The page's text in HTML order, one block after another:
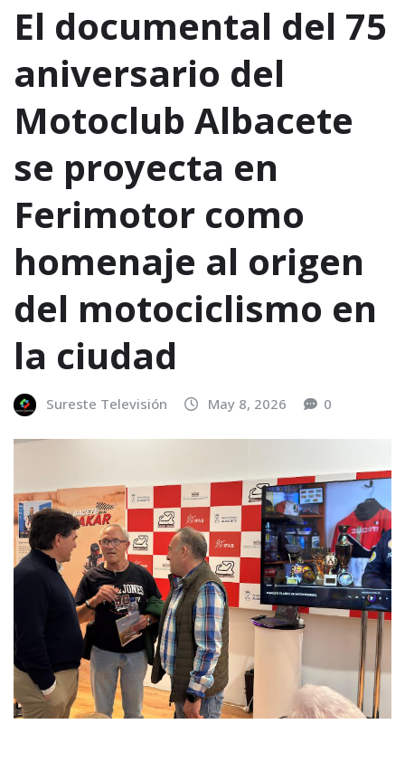
El documental del 75
aniversario del
Motoclub Albacete
se proyecta en
Ferimotor como
homenaje al origen
del motociclismo en
la ciudad
Sureste Televisión May 8, 2026 0